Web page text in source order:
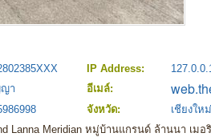
IP Address:
า
อีเมล์:
จังหวัด:
เชียงใหม่
Lanna Meridian หมู่บ้านแกรนด์ ล้านนา เมอ